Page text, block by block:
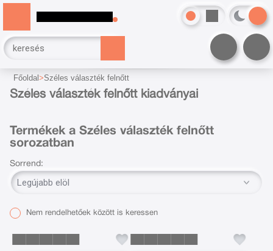
Főoldal Széles választék felnőtt
Széles választék felnőtt kiadványai
Termékek a Széles választék felnőtt
sorozatban
Sorrend:
Nem rendelhetőek között is keressen